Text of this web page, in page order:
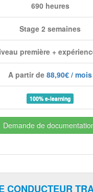
690 heures
Stage 2 semaines
première +
A partir de 88,90€ / mois
100% e-learning
Demande de
CONDUCTEUR